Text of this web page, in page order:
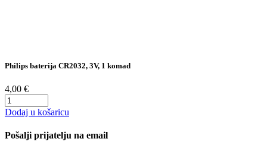
Philips baterija CR2032, 3V, 1 komad
4,00 €
Dodaj u košaricu
Pošalji prijatelju na email